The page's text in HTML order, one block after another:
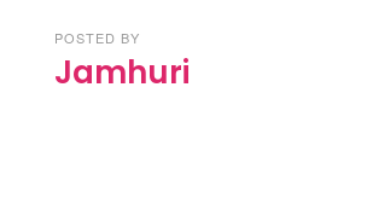
POSTED BY
Jamhuri